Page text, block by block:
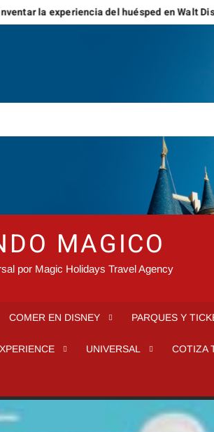
del huésped en Walt Disney World Resort
MAGICO
por Magic Holidays Travel Agency
COMER EN DISNEY PARQUES Y
UNIVERSAL COTIZA